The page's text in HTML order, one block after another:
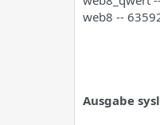
web8 --
Ausgabe